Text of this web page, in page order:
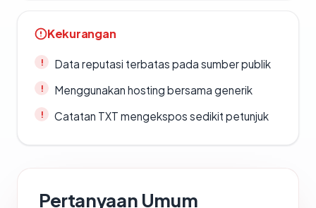
Kekurangan
Data reputasi terbatas pada sumber publik
Menggunakan hosting bersama generik
Catatan TXT mengekspos sedikit petunjuk
Pertanyaan Umum